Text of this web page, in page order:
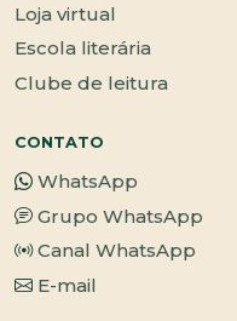
Loja virtual
Escola literária
Clube de leitura
CONTATO
WhatsApp
Grupo WhatsApp
Canal WhatsApp
E-mail